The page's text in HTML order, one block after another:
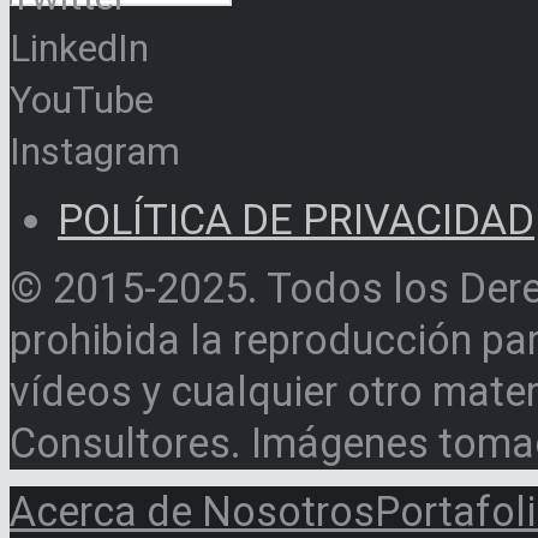
LinkedIn
YouTube
Instagram
POLÍTICA DE PRIVACIDAD
© 2015-2025. Todos los
prohibida la reproducción
vídeos y cualquier otro
Consultores. Imágenes
Acerca de Nosotros